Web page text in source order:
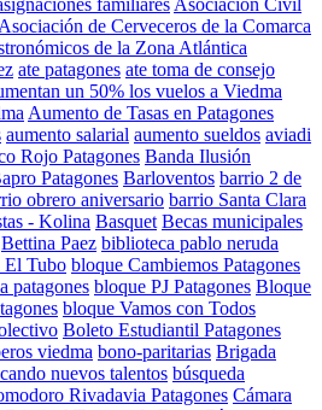
familiares Asociación Civil
Asociación de Cerveceros de la Comarca
de la Zona Atlántica
ate patagones ate toma de consejo
un 50% los vuelos a Viedma
Aumento de Tasas en Patagones
aumento salarial aumento sueldos aviadi
Rojo Patagones Banda Ilusión
Patagones Barloventos barrio 2 de
obrero aniversario barrio Santa Clara
- Kolina Basquet Becas municipales
Bettina Paez biblioteca pablo neruda
El Tubo bloque Cambiemos Patagones
patagones bloque PJ Patagones Bloque
bloque Vamos con Todos
Boleto Estudiantil Patagones
viedma bono-paritarias Brigada
nuevos talentos búsqueda
Rivadavia Patagones Cámara